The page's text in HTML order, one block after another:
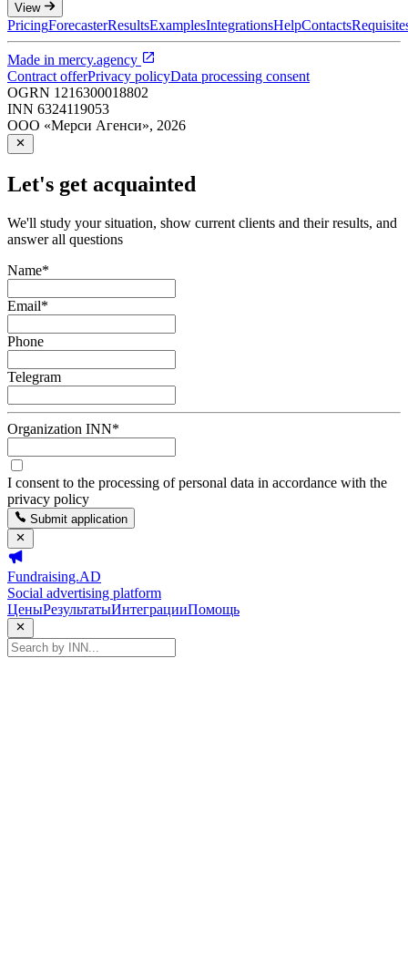
View
PricingForecasterResultsExamplesIntegrationsHelpContacts
Made in mercy.agency
Contract offerPrivacy policyData processing consent
OGRN 1216300018802
INN 6324119053
ООО «Мерси Агенси», 2026
Let's get acquainted
We'll study your situation, show current clients and their results, and
answer all questions
Name*
Email*
Phone
Telegram
Organization INN*
I consent to the processing of personal data in accordance with the
privacy policy
Submit application
Fundraising.AD
Social advertising platform
ЦеныРезультатыИнтеграцииПомощь